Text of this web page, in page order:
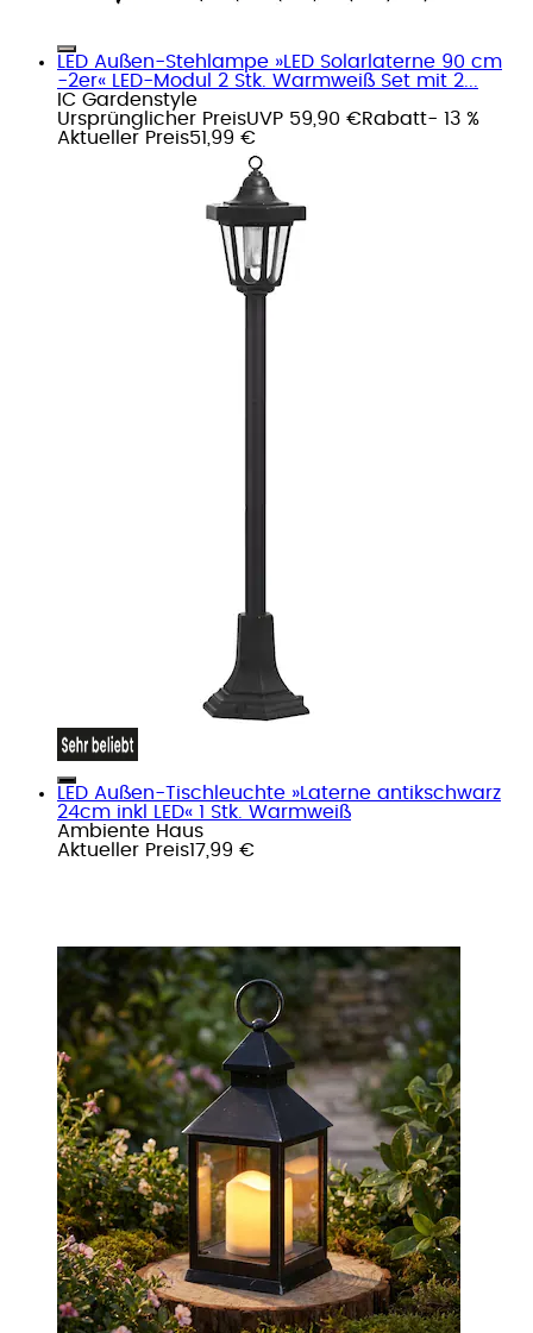
LED Außen-Stehlampe »LED Solarlaterne 90 cm
-2er« LED-Modul 2 Stk. Warmweiß Set mit 2...
IC Gardenstyle
Ursprünglicher PreisUVP 59,90 €Rabatt- 13 %
Aktueller Preis51,99 €
LED Außen-Tischleuchte »Laterne antikschwarz
24cm inkl LED« 1 Stk. Warmweiß
Ambiente Haus
Aktueller Preis17,99 €